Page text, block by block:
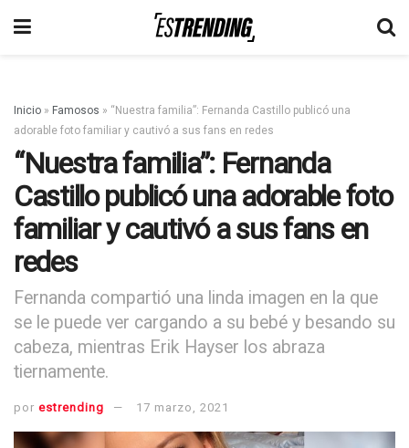
Inicio » Famosos » “Nuestra familia”: Fernanda Castillo publicó una
adorable foto familiar y cautivó a sus fans en redes
“Nuestra familia”: Fernanda
Castillo publicó una adorable foto
familiar y cautivó a sus fans en
redes
Fernanda compartió una linda imagen en la que
se le puede ver cargando a su bebé y besando su
cabeza, mientras Erik Hayser los abraza
tiernamente.
por estrending 17 marzo, 2021